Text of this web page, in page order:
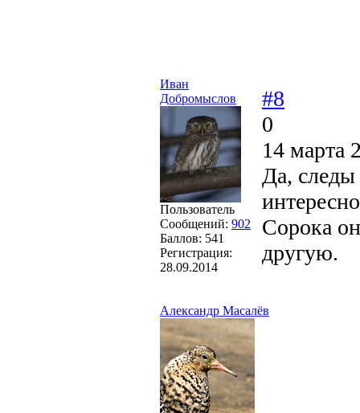
Иван
Добромыслов
Пользователь
Сообщений: 902
Баллов: 541
Регистрация:
28.09.2014
#8
0
14 марта
Да, следы
Сорока
другую.
Александр Масалёв